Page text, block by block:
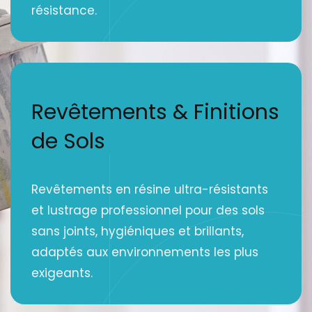
résistance.
Revêtements & Finitions
de Sols
Revêtements en résine ultra-résistants
et lustrage professionnel pour des sols
sans joints, hygiéniques et brillants,
adaptés aux environnements les plus
exigeants.